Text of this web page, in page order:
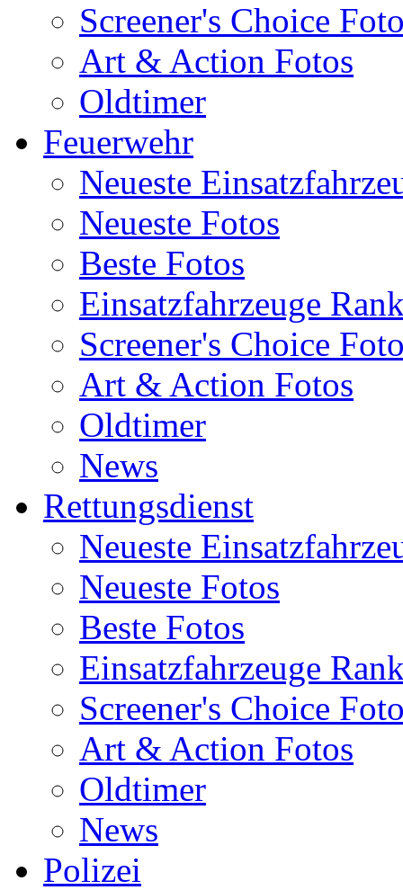
Screener's Choice
Art & Action Fotos
Oldtimer
Feuerwehr
Neueste
Neueste Fotos
Beste Fotos
Einsatzfahrzeuge
Screener's Choice
Art & Action Fotos
Oldtimer
News
Rettungsdienst
Neueste
Neueste Fotos
Beste Fotos
Einsatzfahrzeuge
Screener's Choice
Art & Action Fotos
Oldtimer
News
Polizei